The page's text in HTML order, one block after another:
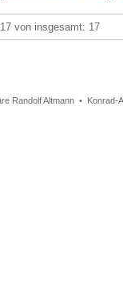
17 von insgesamt: 17
Randolf Altmann •